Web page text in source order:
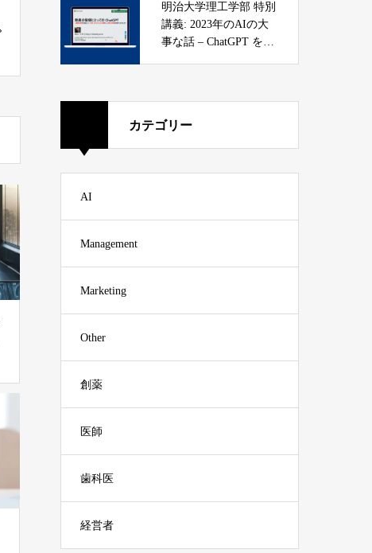
明治大学理工学部 特別
講義: 2023年のAIの大
事な話 – ChatGPT を知
カテゴリー
AI
Management
Marketing
Other
創薬
医師
歯科医
経営者